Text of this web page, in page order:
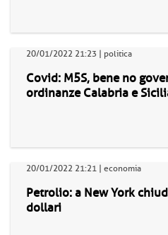
20/01/2022 21:23 | politica
Covid: M5S, bene no
ordinanze Calabria e
20/01/2022 21:21 | economia
Petrolio: a New York
dollari